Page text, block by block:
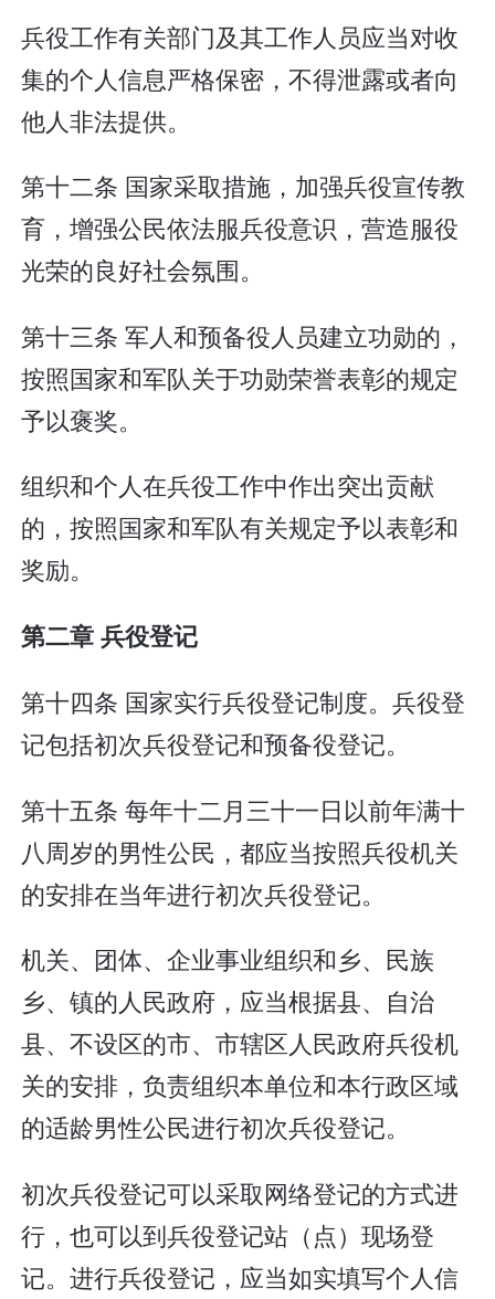
兵役工作有关部门及其工作人员应当对收
集的个人信息严格保密，不得泄露或者向
他人非法提供。
第十二条 国家采取措施，加强兵役宣传教
育，增强公民依法服兵役意识，营造服役
光荣的良好社会氛围。
第十三条 军人和预备役人员建立功勋的，
按照国家和军队关于功勋荣誉表彰的规定
予以褒奖。
组织和个人在兵役工作中作出突出贡献
的，按照国家和军队有关规定予以表彰和
奖励。
第二章 兵役登记
第十四条 国家实行兵役登记制度。兵役登
记包括初次兵役登记和预备役登记。
第十五条 每年十二月三十一日以前年满十
八周岁的男性公民，都应当按照兵役机关
的安排在当年进行初次兵役登记。
机关、团体、企业事业组织和乡、民族
乡、镇的人民政府，应当根据县、自治
县、不设区的市、市辖区人民政府兵役机
关的安排，负责组织本单位和本行政区域
的适龄男性公民进行初次兵役登记。
初次兵役登记可以采取网络登记的方式进
行，也可以到兵役登记站（点）现场登
记。进行兵役登记，应当如实填写个人信